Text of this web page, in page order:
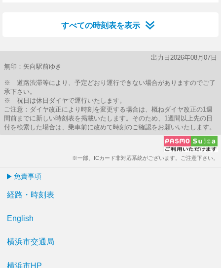
すべての時刻表を表示
出力日2026年08月07日
無印：矢向駅前ゆき
※ 道路渋滞等により、予定どおり運行できない場合がありますのでご了
承下さい。
※ 祝日は休日ダイヤで運行いたします。
ご注意：ダイヤ改正により時刻を変更する場合は、概ねダイヤ改正の1週
間前までに新しい時刻表を掲載いたします。そのため、1週間以上先の日
付を検索した場合は、乗車前に改めて時刻のご確認をお願いいたします。
※一部、ICカード非対応系統がございます。ご注意下さい。
免責事項
経路・時刻表
English
横浜市交通局
横浜市HP